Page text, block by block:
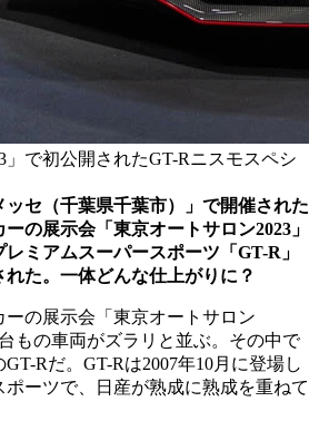
」で初公開されたGT-Rニスモスペシ
ッセ（千葉県千葉市）」で開催された
の展示会「東京オートサロン2023」
ミアムスーパースポーツ「GT-R」
れた。一体どんな仕上がりに？
の展示会「東京オートサロン
もの車両がズラリと並ぶ。その中で
Rだ。GT-Rは2007年10月に登場し
ーツで、日産が熟成に熟成を重ねて